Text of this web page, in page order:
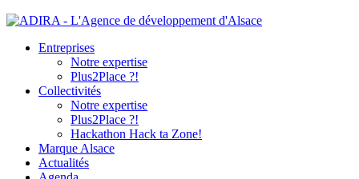
Entreprises
Notre expertise
Plus2Place ?!
Collectivités
Notre expertise
Plus2Place ?!
Hackathon Hack ta Zone!
Marque Alsace
Actualités